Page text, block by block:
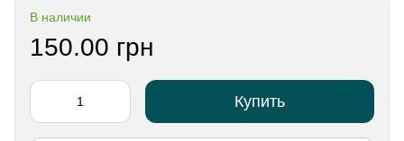
В наличии
150.00 грн
Купить